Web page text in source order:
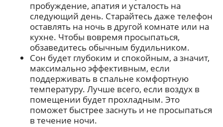
пробуждение, апатия и усталость на
следующий день. Старайтесь даже телефон
оставлять на ночь в другой комнате или на
кухне. Чтобы вовремя просыпаться,
обзаведитесь обычным будильником.
Сон будет глубоким и спокойным, а значит,
максимально эффективным, если
поддерживать в спальне комфортную
температуру. Лучше всего, если воздух в
помещении будет прохладным. Это
поможет быстрее заснуть и не просыпаться
в течение ночи.